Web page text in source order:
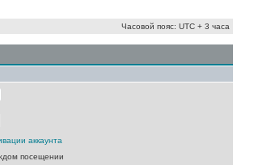
Часовой пояс: UTC + 3 часа
аккаунта
посещении